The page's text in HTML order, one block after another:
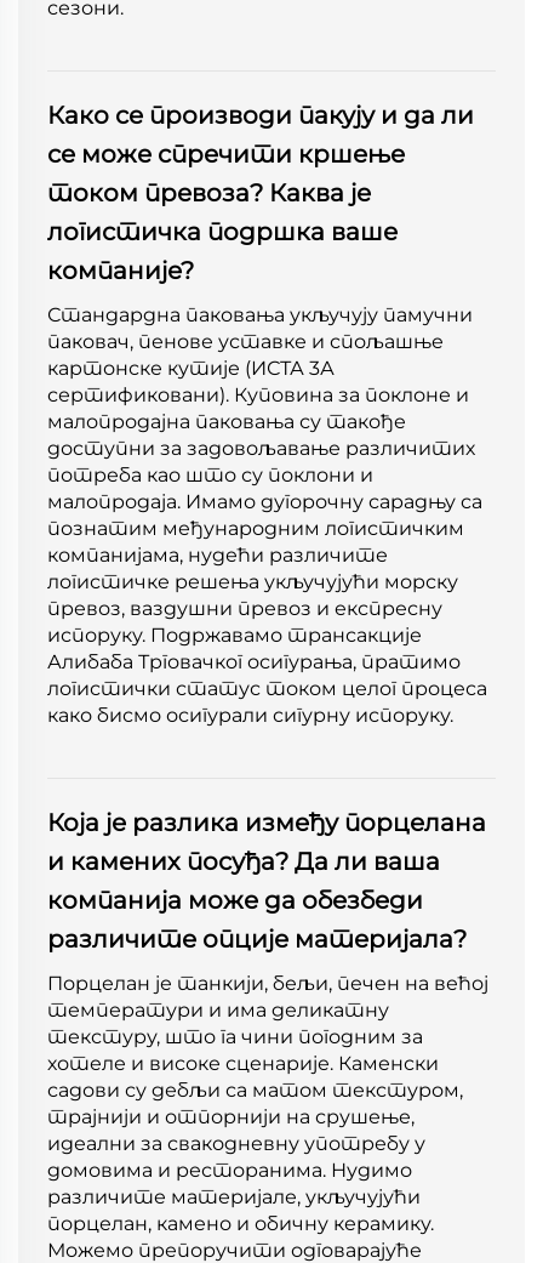
сезони.
Како се производи пакују и да ли
се може спречити кршење
током превоза? Каква је
логистичка подршка ваше
компаније?
Стандардна паковања укључују памучни
паковач, пенове уставке и спољашње
картонске кутије (ИСТА 3А
сертификовани). Куповина за поклоне и
малопродајна паковања су такође
доступни за задовољавање различитих
потреба као што су поклони и
малопродаја. Имамо дугорочну сарадњу са
познатим међународним логистичким
компанијама, нудећи различите
логистичке решења укључујући морску
превоз, ваздушни превоз и експресну
испоруку. Подржавамо трансакције
Алибаба Трговачког осигурања, пратимо
логистички статус током целог процеса
како бисмо осигурали сигурну испоруку.
Која је разлика између порцелана
и камених посуђа? Да ли ваша
компанија може да обезбеди
различите опције материјала?
Порцелан је танкији, бељи, печен на већој
температури и има деликатну
текстуру, што га чини погодним за
хотеле и високе сценарије. Каменски
садови су дебљи са матом текстуром,
трајнији и отпорнији на срушење,
идеални за свакодневну употребу у
домовима и ресторанима. Нудимо
различите материјале, укључујући
порцелан, камено и обичну керамику.
Можемо препоручити одговарајуће